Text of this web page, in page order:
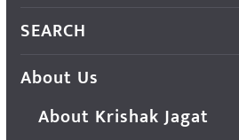
SEARCH
About Us
About Krishak Jagat